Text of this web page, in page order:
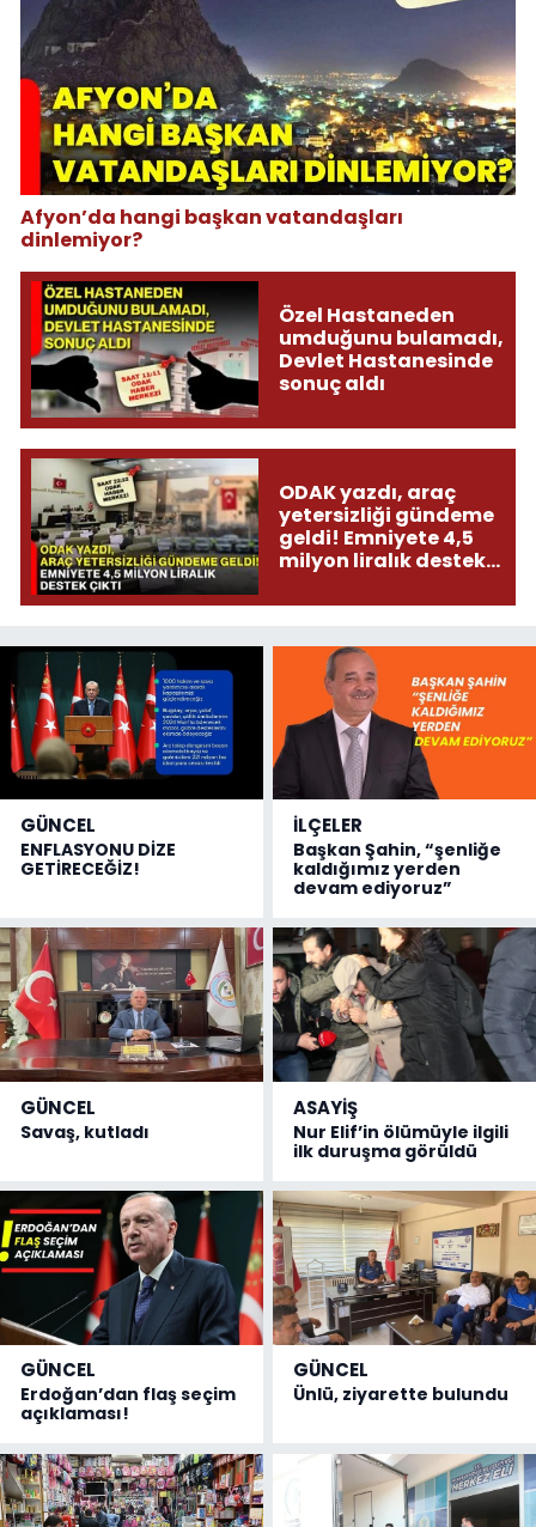
Afyon’da hangi başkan vatandaşları
dinlemiyor?
Özel Hastaneden
umduğunu bulamadı,
Devlet Hastanesinde
sonuç aldı
ODAK yazdı, araç
yetersizliği gündeme
geldi! Emniyete 4,5
milyon liralık destek
GÜNCEL
ENFLASYONU DİZE
GETİRECEĞİZ!
İLÇELER
Başkan Şahin, “şenliğe
kaldığımız yerden
devam ediyoruz”
GÜNCEL
Savaş, kutladı
ASAYİŞ
Nur Elif’in ölümüyle ilgili
ilk duruşma görüldü
GÜNCEL
Erdoğan’dan flaş seçim
açıklaması!
GÜNCEL
Ünlü, ziyarette bulundu